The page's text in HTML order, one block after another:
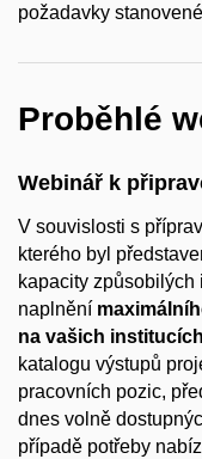
požadavky
Proběhlé
Webinář k
V souvislosti s
kterého byl
kapacity způsobilých
naplnění
na vašich institucích
katalogu výstupů
pracovních pozic,
dnes volně
případě potřeby